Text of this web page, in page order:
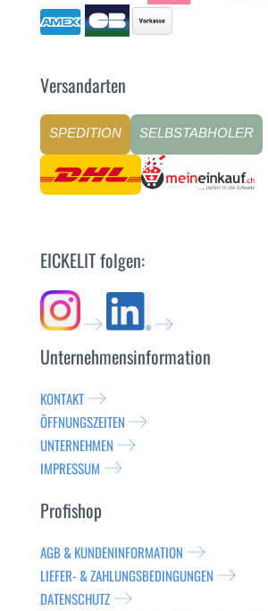
Versandarten
SPEDITION SELBSTABHOLER
EICKELIT folgen:
Unternehmensinformation
KONTAKT
ÖFFNUNGSZEITEN
UNTERNEHMEN
IMPRESSUM
Profishop
AGB & KUNDENINFORMATION
LIEFER- & ZAHLUNGSBEDINGUNGEN
DATENSCHUTZ